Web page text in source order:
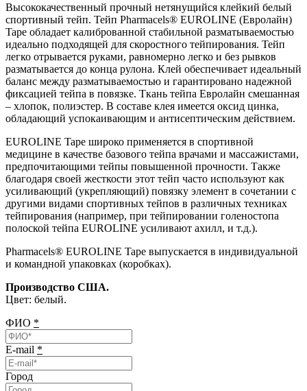
Высококачественный прочный нетянущийся клейкий белый
спортивный тейп. Тейп Pharmacels® EUROLINE (Евролайн)
Tape обладает калиброванной стабильной разматываемостью
идеально подходящей для скоростного тейпирования. Тейп
легко отрывается руками, равномерно легко и без рывков
разматывается до конца рулона. Клей обеспечивает идеальный
баланс между разматываемостью и гарантировано надежной
фиксацией тейпа в повязке. Ткань тейпа Евролайн смешанная
– хлопок, полиэстер. В составе клея имеется оксид цинка,
обладающий успокаивающим и антисептическим действием.
EUROLINE Tape широко применяется в спортивной
медицине в качестве базового тейпа врачами и массажистами,
предпочитающими тейпы повышенной прочности. Также
благодаря своей жесткости этот тейп часто используют как
усиливающий (укрепляющий) повязку элемент в сочетании с
другими видами спортивных тейпов в различных техниках
тейпирования (например, при тейпировании голеностопа
полоской тейпа EUROLINE усиливают ахилл, и т.д.).
Pharmacels® EUROLINE Tape выпускается в индивидуальной
и командной упаковках (коробках).
Производство США.
Цвет: белый.
ФИО *
E-mail *
Город